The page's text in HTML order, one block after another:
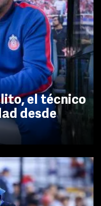
el técnico
desde